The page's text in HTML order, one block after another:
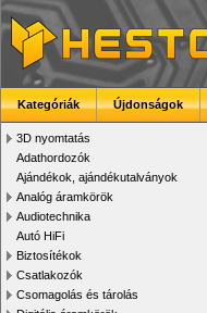
Kategóriák Újdonságok
3D nyomtatás
Adathordozók
Ajándékok, ajándékutalványok
Analóg áramkörök
Audiotechnika
Autó HiFi
Biztosítékok
Csatlakozók
Csomagolás és tárolás